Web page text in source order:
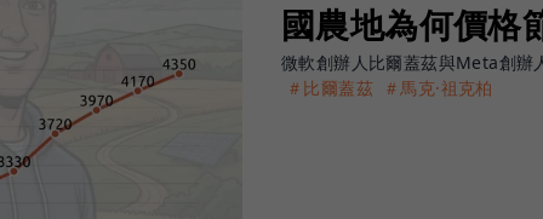
國農地為何價格
微軟創辦人比爾蓋茲與Meta創辦
＃比爾蓋茲 ＃馬克·祖克柏